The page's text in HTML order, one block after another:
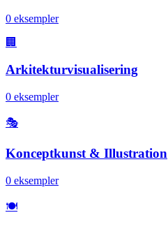
0 eksempler
🏢
Arkitekturvisualisering
0 eksempler
🎭
Konceptkunst & Illustration
0 eksempler
🍽️